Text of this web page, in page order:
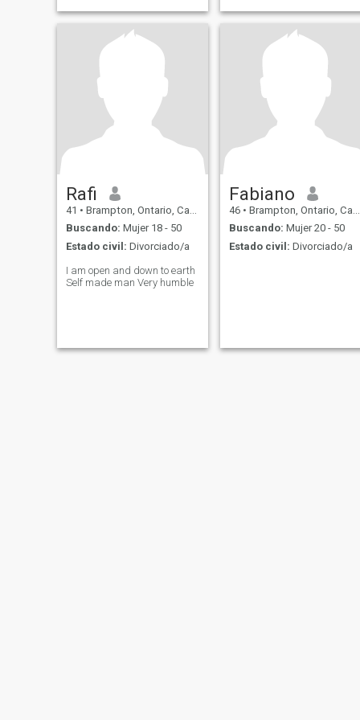
Kong, amo a la gente
asiática, no soy rico escribo
un apartamento. Tengo
discapacidades después
tuve en 2017 y 2022, pero soy
bueno puedo tener una vida
normal, tengo una familia y
una pareja y disfruto de la
vida junto con amor pasión y
afecto si quieres relacionarte
con una relación seria o
mensaje.
Rafi
41 • Brampton, Ontario, Canadá
Buscando: Mujer 18 - 50
Estado civil: Divorciado/a
I am open and down to earth
Self made man Very humble
Fabiano
46 • Brampton, Ontario, Canadá
Buscando: Mujer 20 - 50
Estado civil: Divorciado/a